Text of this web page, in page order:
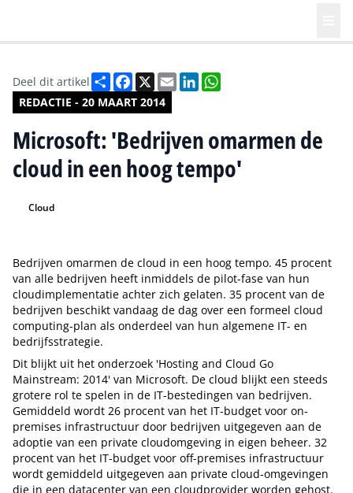
REDACTIE - 20 MAART 2014
Deel dit artikel DeelFacebook
X EmailLinkedIn
Microsoft: 'Bedrijven omarmen de
cloud in een hoog tempo'
Cloud
Bedrijven omarmen de cloud in een hoog tempo. 45 procent
van alle bedrijven heeft inmiddels de pilot-fase van hun
cloudimplementatie achter zich gelaten. 35 procent van de
bedrijven beschikt vandaag de dag over een formeel cloud
computing-plan als onderdeel van hun algemene IT- en
bedrijfsstrategie.
Dit blijkt uit het onderzoek 'Hosting and Cloud Go
Mainstream: 2014' van Microsoft. De cloud blijkt een steeds
grotere rol te spelen in de IT-bestedingen van bedrijven.
Gemiddeld wordt 26 procent van het IT-budget voor on-
premises infrastructuur door bedrijven uitgegeven aan de
adoptie van een private cloudomgeving in eigen beheer. 32
procent van het IT-budget voor off-premises infrastructuur
wordt gemiddeld uitgegeven aan private cloud-omgevingen
die in een datacenter van een cloudprovider worden gehost.